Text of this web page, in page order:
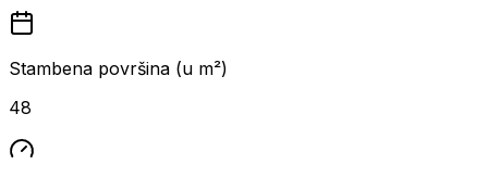
Stambena površina (u m²)
48